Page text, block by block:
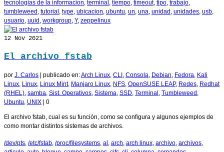
tecnologias de la informacion, terminal , tiempo, timeout, tipo, trabajo,
tumbleweed , tutorial , type, ubicacion, ubuntu, un, una, unidad , unidades, usb,
usuario, uuid , workgroup, Y, zeppelinux
12 Nov 2021
El archivo fstab
por J. Carlos publicado en:Arch Linux, CLI , Consola, Debian, Fedora, Kali
Linux, Linux, Linux Mint, Manjaro Linux, NFS, OpenSUSE LEAP, Redes, Redhat
(RHEL), samba, Sist. Operativos, Sistema, SSD, Terminal , Tumbleweed ,
Ubuntu, UNIX 0
El archivo fstab, cual es su función, como se configura y algunos ejemplos de
como montar distintos sistemas de archivos.
/dev/pts, /etc/fstab, /proc/filesystems, al , arch, arch linux, archivo, archivos,